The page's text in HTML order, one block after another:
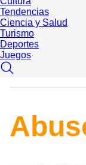
Tendencias
Ciencia y Salud
Turismo
Deportes
Juegos